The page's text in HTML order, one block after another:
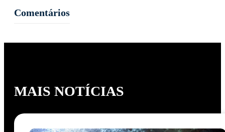
Comentários
MAIS NOTÍCIAS